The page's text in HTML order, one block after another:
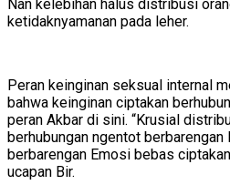
Nan kelebihan halus distribusi
ketidaknyamanan pada leher.
Peran keinginan seksual internal
bahwa keinginan ciptakan
peran Akbar di sini. “Krusial
berhubungan ngentot
berbarengan Emosi bebas
ucapan Bir.